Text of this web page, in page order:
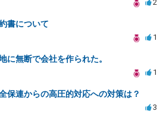
2
書について
1
に無断で会社を作られた。
1
保連からの高圧的対応への対策は？
3